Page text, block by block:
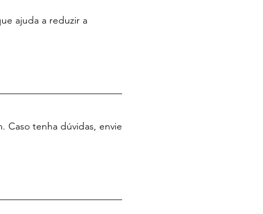
ajuda a reduzir a
Caso tenha dúvidas, envie